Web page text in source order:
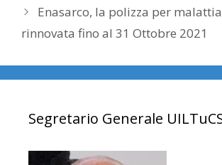
Enasarco, la polizza per
rinnovata fino al 31 Ottobre 2021
Segretario Generale